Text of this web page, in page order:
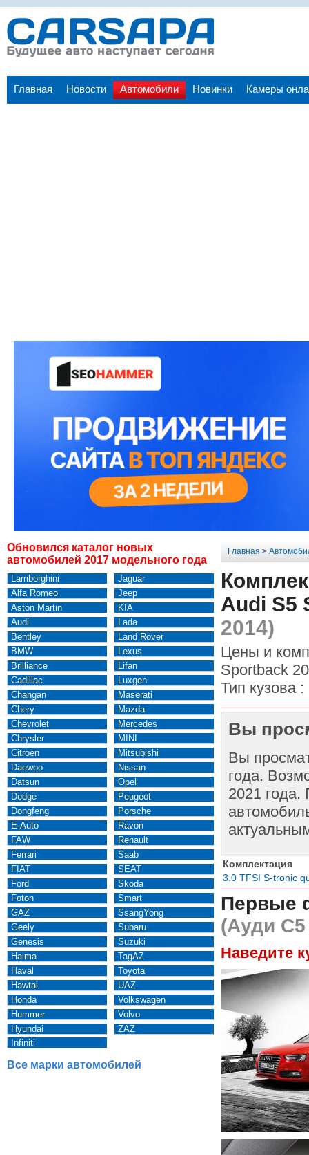
Главная Новости Автомобили Новинки Камеры
Обновился каталог новых
автомобилей 2017 модельного года
Lamborghini
Alfa Romeo
Aston Martin
Audi
Bentley
BMW
Brilliance
Cadillac
Changan
Chery
Chevrolet
Chrysler
Citroen
Daewoo
Datsun
Dodge
Dongfeng
E-Auto
FAW
Ferrari
FIAT
Ford
Foton
GAZ
Geely
Genesis
Haima
Haval
Hawtai
Honda
Hummer
Hyundai
Infiniti
Jaguar
Jeep
KIA
Lada
Land Rover
Lexus
Lifan
Luxgen
Maserati
Mazda
Mercedes
MINI
Mitsubishi
Nissan
Opel
Peugeot
Porsche
Ravon
Renault
Saab
SEAT
Skoda
Smart
SsangYong
Subaru
Suzuki
TagAZ
Toyota
UAZ
Volkswagen
Volvo
ZAZ
Все марки автомобилей
Главная >
Audi S5
2014)
Цены и
Sportback
Тип кузова :
Вы
Вы
года.
2021 года.
Комплектация
3.0 TFSI S-tronic
Первые
(Ауди С5
Наведите